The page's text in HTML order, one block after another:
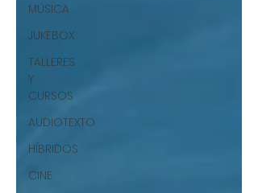
MÚSICA
JUKEBOX
TALLERES
Y
CURSOS
AUDIOTEXTO
HÍBRIDOS
CINE